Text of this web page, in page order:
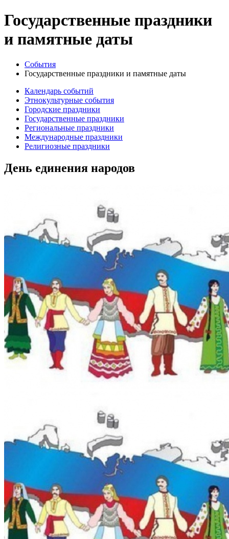
Государственные праздники
и памятные даты
События
Государственные праздники и памятные даты
Календарь событий
Этнокультурные события
Городские праздники
Государственные праздники
Региональные праздники
Международные праздники
Религиозные праздники
День единения народов